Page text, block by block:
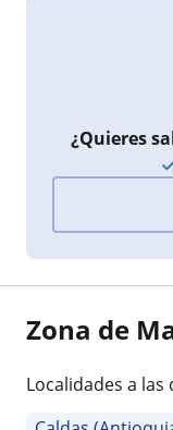
¿Quieres
Zona de
Localidades a las